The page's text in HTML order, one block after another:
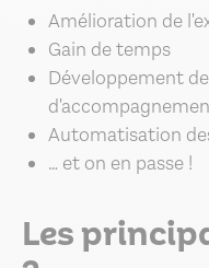
Amélioration de
Gain de temps
Développement
Automatisation
… et on en passe !
Les